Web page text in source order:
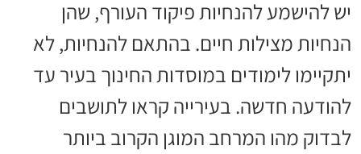
יש להישמע להנחיות פיקוד העורף, שהן
הנחיות מצילות חיים. בהתאם להנחיות, לא
יתקיימו לימודים במוסדות החינוך בעיר עד
להודעה חדשה. בעירייה קראו לתושבים
לבדוק מהו המרחב המוגן הקרוב ביותר